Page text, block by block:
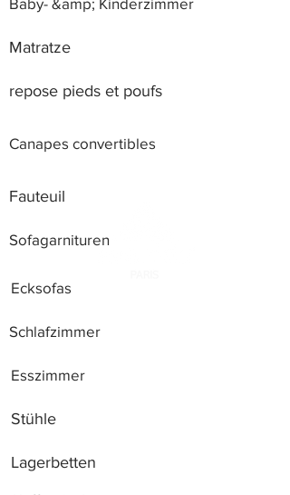
Matratze
repose pieds et poufs
Canapes convertibles
Fauteuil
Sofagarnituren
Ecksofas
Schlafzimmer
Esszimmer
Stühle
Lagerbetten